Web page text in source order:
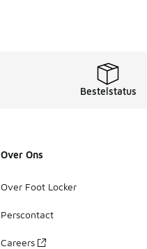
Bestelstatus
Over Ons
Over Foot Locker
Perscontact
Careers